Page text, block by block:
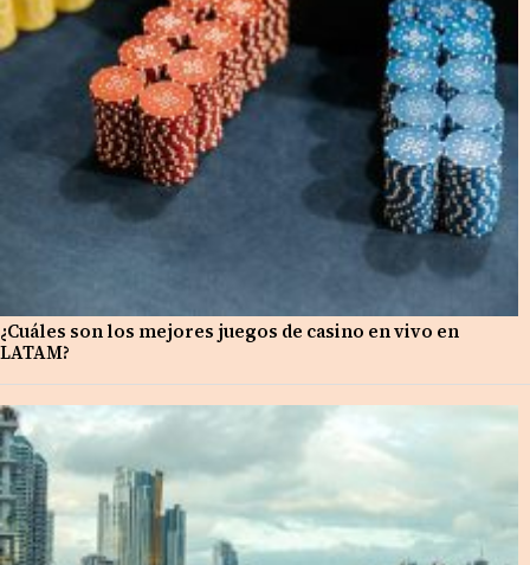
¿Cuáles son los mejores juegos de casino en vivo en
LATAM?